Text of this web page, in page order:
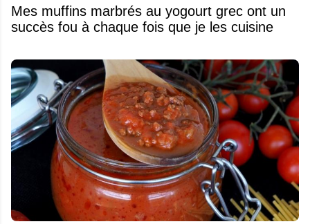
Mes muffins marbrés au yogourt grec ont un
succès fou à chaque fois que je les cuisine